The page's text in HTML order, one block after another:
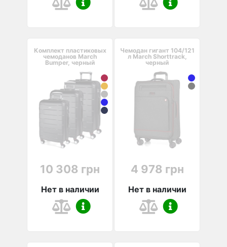
Комплект пластиковых
чемоданов March
Bumper, черный
10 308 грн
Нет в наличии
Чемодан гигант 104/121
л March Shorttrack,
черный
4 978 грн
Нет в наличии